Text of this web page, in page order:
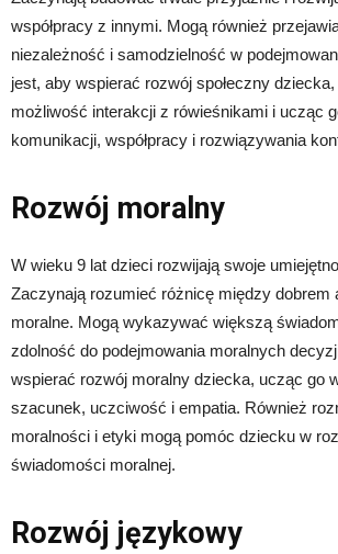
współpracy z innymi. Mogą również
niezależność i samodzielność w
jest, aby wspierać rozwój społeczny
możliwość interakcji z rówieśnikami i ucząc
komunikacji, współpracy i rozwiązywania
Rozwój moralny
W wieku 9 lat dzieci rozwijają swoje
Zaczynają rozumieć różnicę między dobrem
moralne. Mogą wykazywać większą
zdolność do podejmowania moralnych
wspierać rozwój moralny dziecka, ucząc go
szacunek, uczciwość i empatia. Również
moralności i etyki mogą pomóc dziecku w
świadomości moralnej.
Rozwój językowy